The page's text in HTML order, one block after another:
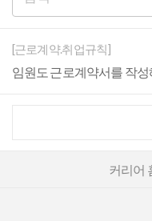
[근로계약.취업규칙]
임원도 근로계약서를 작
커리어